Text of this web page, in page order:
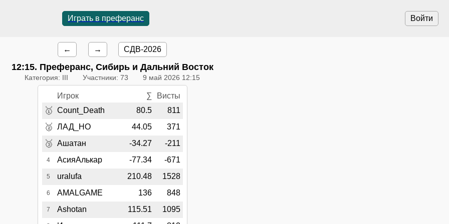
Войти
Играть в преферанс
← → СДВ-2026
12:15. Преферанс, Сибирь и Дальний Восток
Категория: III Участники: 73 9 май 2026 12:15
Игрок ∑ Висты
🥇 Count_Death 80.5 811
🥈 ЛАД_НО 44.05 371
🥉 Ашатан -34.27 -211
4 АсияАлькар -77.34 -671
5 uralufa 210.48 1528
6 AMALGAME 136 848
7 Ashotan 115.51 1095